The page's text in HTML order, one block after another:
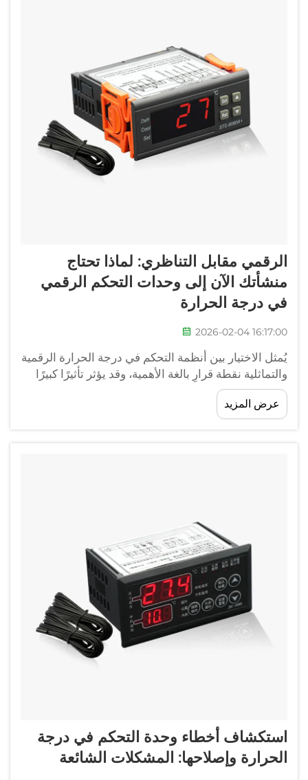
الرقمي مقابل التناظري: لماذا تحتاج
منشأتك الآن إلى وحدات التحكم الرقمي
في درجة الحرارة
2026-02-04 16:17:00
يُمثل الاختيار بين أنظمة التحكم في درجة الحرارة الرقمية
والتماثلية نقطة قرارٍ بالغة الأهمية، وقد يؤثر تأثيرًا كبيرًا
على كفاءة تشغيل منشأتك، وتكاليف الطاقة، وجودة
منتجاتك. وعلى الرغم من أن وحدات التحكم التماثلية في
درجة الحرارة كانت تُستخدم تقليديًّا...
عرض المزيد
استكشاف أخطاء وحدة التحكم في درجة
الحرارة وإصلاحها: المشكلات الشائعة